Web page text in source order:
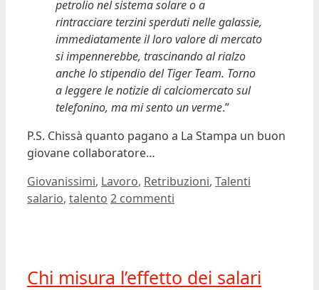
petrolio nel sistema solare o a
rintracciare terzini sperduti nelle galassie,
immediatamente il loro valore di mercato
si impennerebbe, trascinando al rialzo
anche lo stipendio del Tiger Team. Torno
a leggere le notizie di calciomercato sul
telefonino, ma mi sento un verme.”
P.S. Chissà quanto pagano a La Stampa un buon
giovane collaboratore…
Categorie
Giovanissimi, Lavoro, Retribuzioni, Talenti
salario, talento 2 commenti
Chi misura l’effetto dei salari